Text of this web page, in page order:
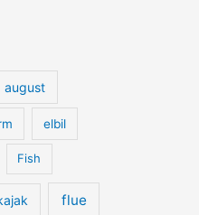
august
elbil
Fish
flue